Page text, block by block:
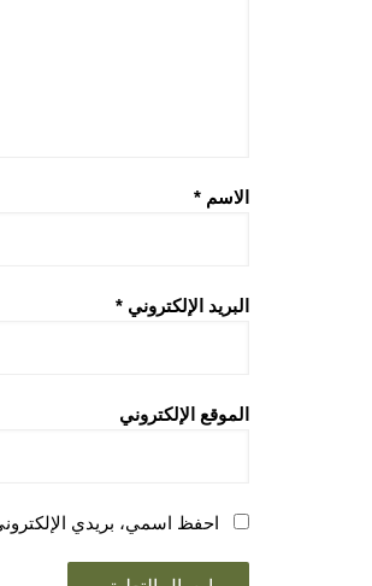
الاسم *
البريد الإلكتروني *
الموقع الإلكتروني
احفظ اسمي، بريدي